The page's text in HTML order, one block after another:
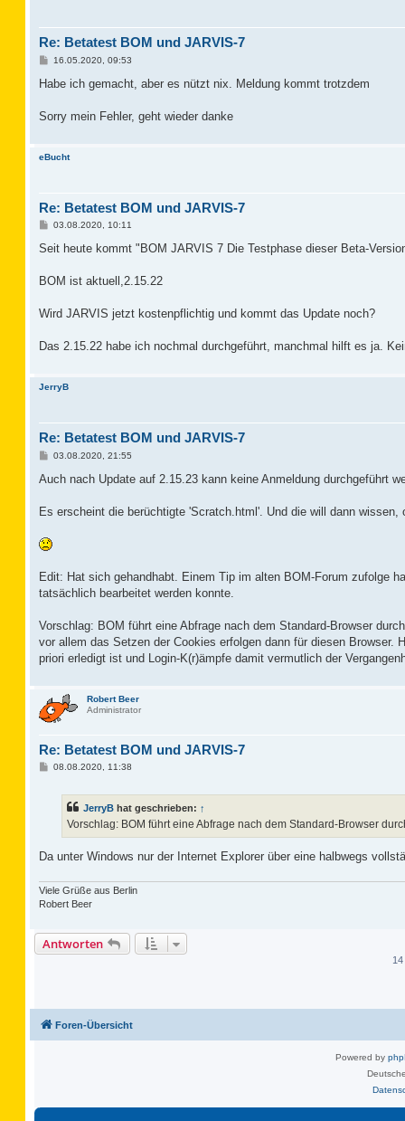
Re: Betatest BOM und JARVIS-7
B
i
a
16.05.2020, 09:53
Habe ich gemacht, aber es nützt nix. Meldung kommt trotzdem
Sorry mein Fehler, geht wieder danke
eBucht
Re: Betatest BOM und JARVIS-7
B
i
a
03.08.2020, 10:11
Seit heute kommt "BOM JARVIS 7 Die Testphase dieser Beta-
BOM ist aktuell,2.15.22
Wird JARVIS jetzt kostenpflichtig und kommt das Update noch?
Das 2.15.22 habe ich nochmal durchgeführt, manchmal hilft es ja.
JerryB
Re: Betatest BOM und JARVIS-7
B
a
03.08.2020, 21:55
Auch nach Update auf 2.15.23 kann keine Anmeldung durchgeführt
Es erscheint die berüchtigte 'Scratch.html'. Und die will dann
Edit: Hat sich gehandhabt. Einem Tip im alten BOM-Forum zufolge
tatsächlich bearbeitet werden konnte.
Vorschlag: BOM führt eine Abfrage nach dem Standard-Browser
vor allem das Setzen der Cookies erfolgen dann für diesen
priori erledigt ist und Login-K(r)ämpfe damit vermutlich der
Robert Beer
Administrator
Re: Betatest BOM und JARVIS-7
B08.08.2020, 11:38
JerryB hat geschrieben: ↑
Vorschlag: BOM führt eine Abfrage nach dem Standard-Browser
Da unter Windows nur der Internet Explorer über eine halbwegs
Viele Grüße aus Berlin
Robert Beer
Antworten
Foren-Übersicht
Powered by